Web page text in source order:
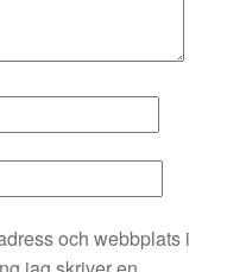
och webbplats i